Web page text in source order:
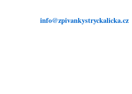
info@zpivankystryckalicka.cz